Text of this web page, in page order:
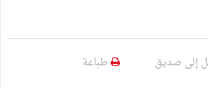
إلى صديق طباعة